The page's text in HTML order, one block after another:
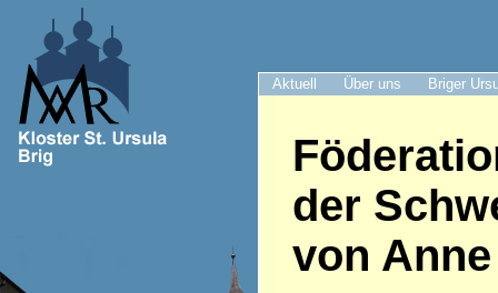
Aktuell Über uns Briger
der
von